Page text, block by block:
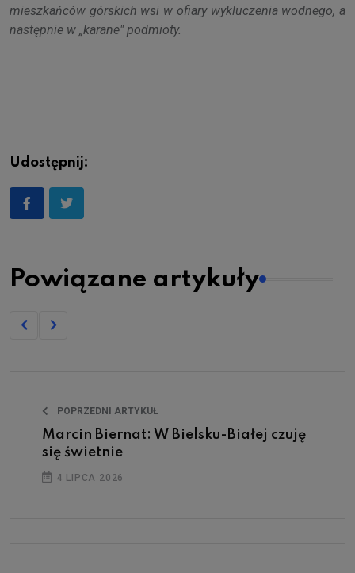
mieszkańców górskich wsi w ofiary wykluczenia wodnego, a
następnie w „karane" podmioty.
Udostępnij:
Powiązane artykuły
POPRZEDNI ARTYKUŁ
Marcin Biernat: W Bielsku-Białej czuję
się świetnie
4 LIPCA 2026